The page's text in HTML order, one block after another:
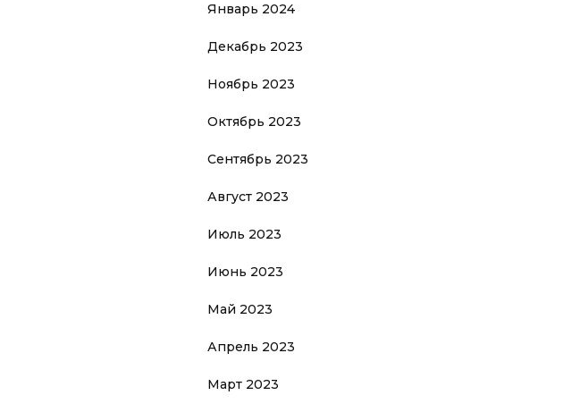
Январь 2024
Декабрь 2023
Ноябрь 2023
Октябрь 2023
Сентябрь 2023
Август 2023
Июль 2023
Июнь 2023
Май 2023
Апрель 2023
Март 2023